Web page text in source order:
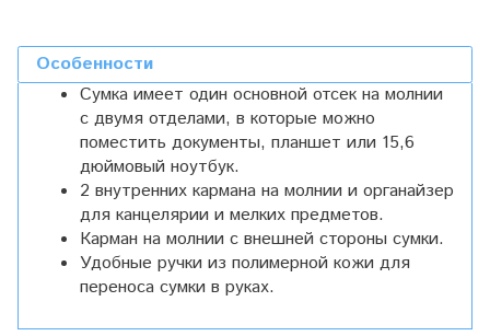
Особенности
Сумка имеет один основной отсек на молнии
с двумя отделами, в которые можно
поместить документы, планшет или 15,6
дюймовый ноутбук.
2 внутренних кармана на молнии и органайзер
для канцелярии и мелких предметов.
Карман на молнии с внешней стороны сумки.
Удобные ручки из полимерной кожи для
переноса сумки в руках.